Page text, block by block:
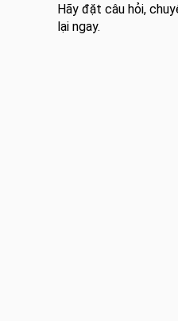
Hãy đặt câu hỏi,
lại ngay.